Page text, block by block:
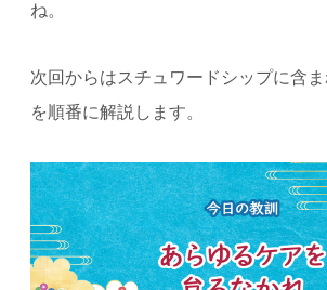
ね。
次回からはスチュワードシップに含
を順番に解説します。